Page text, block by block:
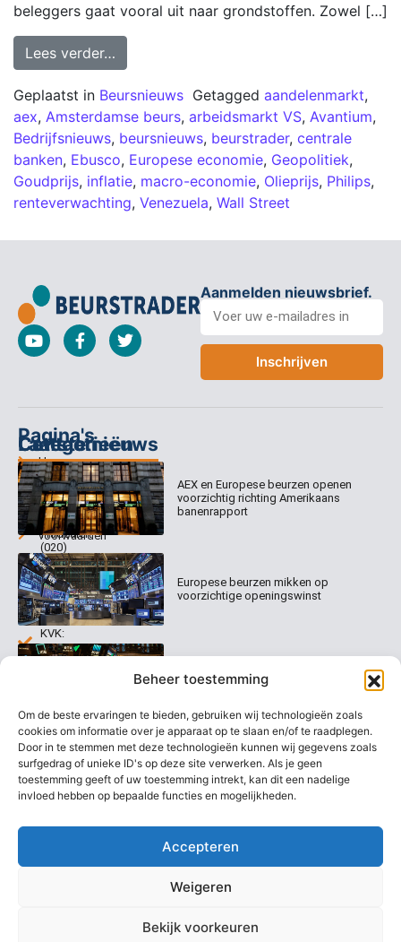
Beheer toestemming
Om de beste ervaringen te bieden, gebruiken wij technologieën zoals
cookies om informatie over je apparaat op te slaan en/of te raadplegen.
Door in te stemmen met deze technologieën kunnen wij gegevens zoals
surfgedrag of unieke ID's op deze site verwerken. Als je geen
toestemming geeft of uw toestemming intrekt, kan dit een nadelige
invloed hebben op bepaalde functies en mogelijkheden.
Accepteren
Weigeren
Bekijk voorkeuren
beleggers gaat vooral uit naar grondstoffen. Zowel […]
Lees verder…
Geplaatst in Beursnieuws Getagged aandelenmarkt,
aex, Amsterdamse beurs, arbeidsmarkt VS, Avantium,
Bedrijfsnieuws, beursnieuws, beurstrader, centrale
banken, Ebusco, Europese economie, Geopolitiek,
Goudprijs, inflatie, macro-economie, Olieprijs, Philips,
renteverwachting, Venezuela, Wall Street
Aanmelden nieuwsbrief.
Inschrijven
Pagina's
Home
Abonnementen
Dagcommentaar
Tradealert
Organisatie
Contact
Categorieën
Columns
Dagcommentaar
Algemene
voorwaarden
Disclaimer
Welk
abonnement
kiezen
Contact
Keizersgracht
520
1017 EK
Amsterdam
(020)
231
0020
info@beurstrader.nl
KVK:
99197022
Laatste nieuws
AEX en Europese beurzen openen
voorzichtig richting Amerikaans
banenrapport
Europese beurzen mikken op
voorzichtige openingswinst
Europese beurzen blijven dicht bij
recordstanden
AEX nadert opnieuw zijn hoogste
niveau ooit